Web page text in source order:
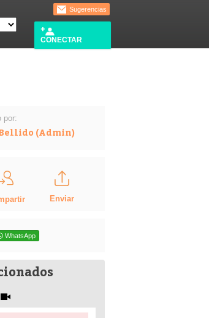
Sugerencias
CONECTAR
por:
(Admin)
Enviar
WhatsApp